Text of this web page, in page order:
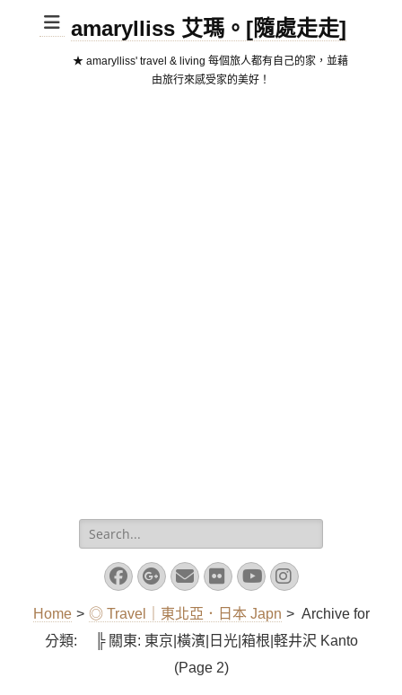
amarylliss 艾瑪。[隨處走走]
★ amarylliss' travel & living 每個旅人都有自己的家，並藉
由旅行來感受家的美好！
Search
for:
Facebook
Googleplus
EmailFlickrYouTube
Instagram
Home > ◎ Travel｜東北亞．日本 Japn > Archive for
分類:
╠ 關東: 東京|橫濱|日光|箱根|軽井沢 Kanto
(Page 2)